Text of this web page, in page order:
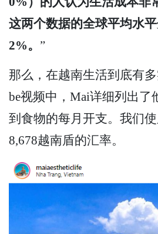
这两个数据的全球平均水
2%。 ”
那么，在越南生活到底有
be视频中，Mai详细列出了
到食物的每月开支。我们
8,678越南盾的汇率。